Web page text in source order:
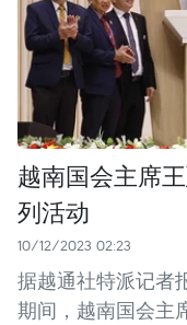
越南国会主席
列活动
10/12/2023 02:23
据越通社特派记者
期间，越南国会主